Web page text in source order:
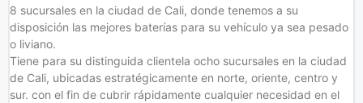
8 sucursales en la ciudad de Cali, donde tenemos a su
disposición las mejores baterías para su vehículo ya sea pesado
o liviano.
Tiene para su distinguida clientela ocho sucursales en la ciudad
de Cali, ubicadas estratégicamente en norte, oriente, centro y
sur. con el fin de cubrir rápidamente cualquier necesidad en el